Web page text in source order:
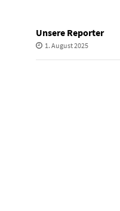
Unsere Reporter
1. August 2025